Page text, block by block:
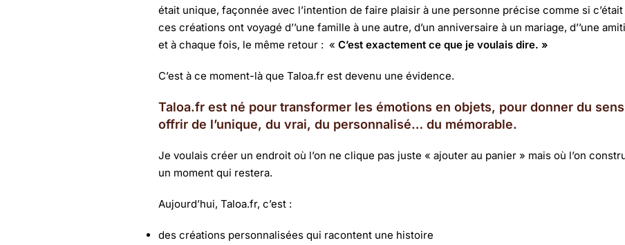
était unique, façonnée avec l’intention de faire plaisir à une personne précise comme si
ces créations ont voyagé d’’une famille à une autre, d’un anniversaire à un mariage, d’’une
et à chaque fois, le même retour : « C’est exactement ce que je voulais dire. »
C’est à ce moment-là que Taloa.fr est devenu une évidence.
Taloa.fr est né pour transformer les émotions en objets, pour donner du
offrir de l’unique, du vrai, du personnalisé… du mémorable.
Je voulais créer un endroit où l’on ne clique pas juste « ajouter au panier » mais où l’on
un moment qui restera.
Aujourd’hui, Taloa.fr, c’est :
des créations personnalisées qui racontent une histoire